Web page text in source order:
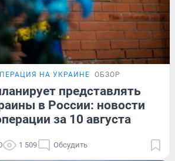
НА УКРАИНЕ ОБЗОР
представлять
в России: новости
за 10 августа
1 509 Обсудить